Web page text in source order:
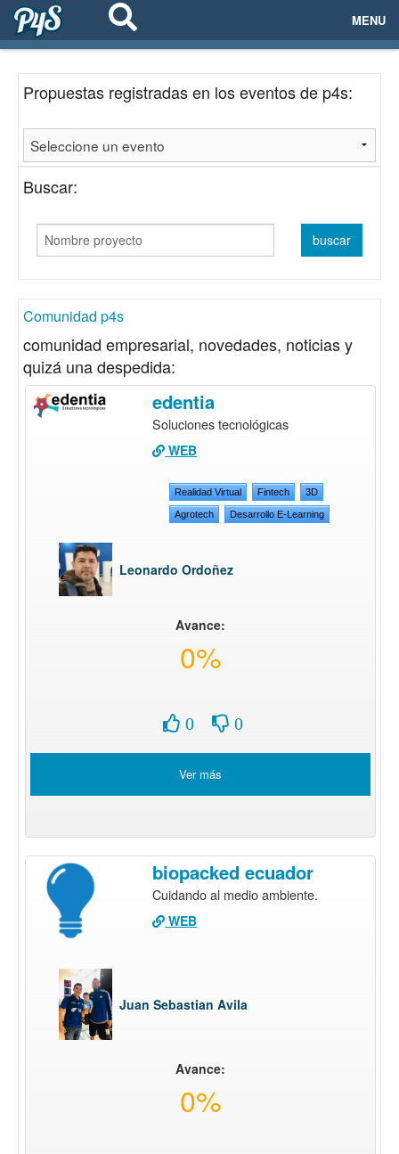
MENU
EVENTOS
EMPRESAS
PROYECTOS
NETWORKING
Propuestas registradas en los eventos de p4s:
Buscar:
Comunidad p4s
comunidad empresarial, novedades, noticias y
quizá una despedida:
edentia
Soluciones tecnológicas
WEB
Realidad Virtual Fintech 3D
Agrotech Desarrollo E-Learning
Leonardo Ordoñez
Avance:
0%
0 0
Ver más
biopacked ecuador
Cuidando al medio ambiente.
WEB
Juan Sebastian Avila
Avance:
0%